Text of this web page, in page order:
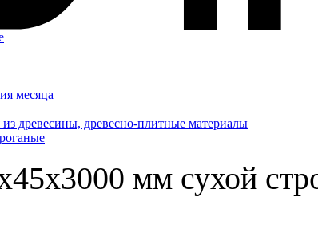
месяца
древесины, древесно-плитные материалы
мм сухой